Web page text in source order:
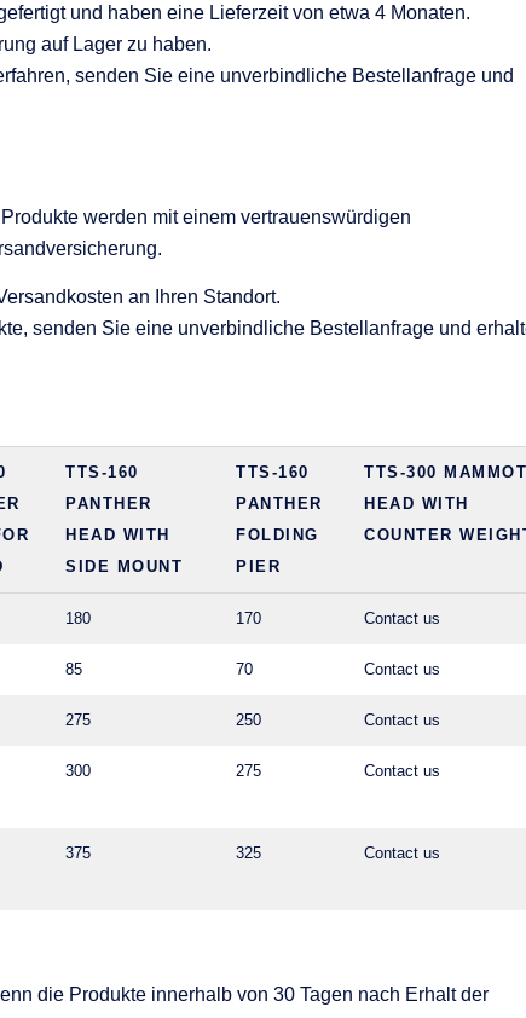
und haben eine Lieferzeit von etwa 4 Monaten.
auf Lager zu haben.
senden Sie eine unverbindliche Bestellanfrage und
werden mit einem vertrauenswürdigen
an Ihren Standort.
senden Sie eine unverbindliche Bestellanfrage und
TTS-160
PANTHER
HEAD WITH
SIDE MOUNT
TTS-160
PANTHER
FOLDING
PIER
TTS-300
HEAD WITH
COUNTER
180 170 Contact us
85 70 Contact us
275 250 Contact us
300 275 Contact us
375 325 Contact us
die Produkte innerhalb von 30 Tagen nach Erhalt der